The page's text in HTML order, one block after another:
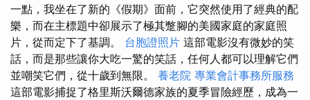
一點，我坐在了新的《假期》面前，它突然使用了經典的配
樂，而在主標題中卻展示了極其蹩腳的美國家庭的家庭照
片，從而定下了基調。 台胞證照片 這部電影沒有微妙的笑
話，而是那些讓你大吃一驚的笑話，任何人都可以理解它們
並嘲笑它們，從十歲到無限。 養老院 專業會計事務所服務
這部電影捕捉了格里斯沃爾德家族的夏季冒險經歷，成為一